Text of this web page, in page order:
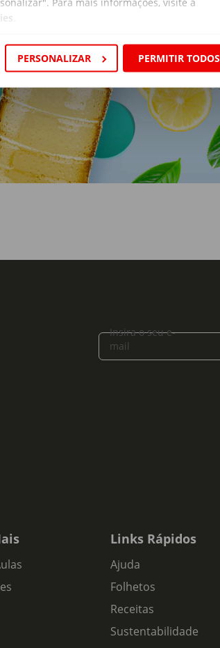
PERSONALIZAR PERMITIR TODOS
Insira o seu e-
mail
Links Rápidos
Ajuda
Folhetos
Receitas
Sustentabilidade